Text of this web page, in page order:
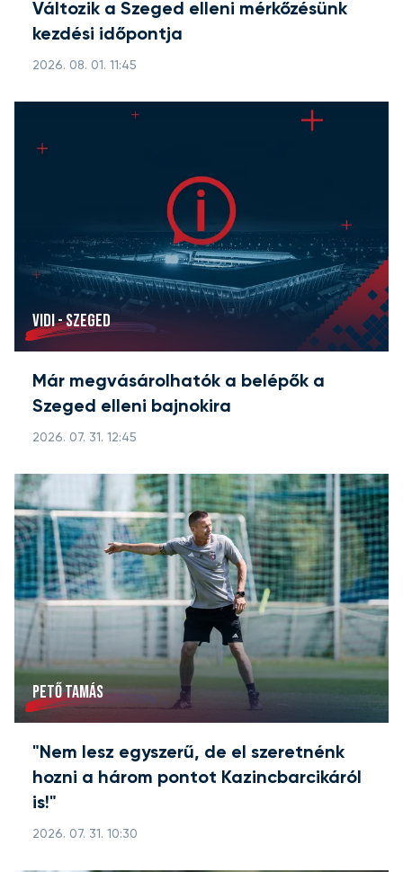
Változik a Szeged elleni mérkőzésünk
kezdési időpontja
2026. 08. 01. 11:45
VIDI - SZEGED
Már megvásárolhatók a belépők a
Szeged elleni bajnokira
2026. 07. 31. 12:45
PETŐ TAMÁS
"Nem lesz egyszerű, de el szeretnénk
hozni a három pontot Kazincbarcikáról
is!"
2026. 07. 31. 10:30